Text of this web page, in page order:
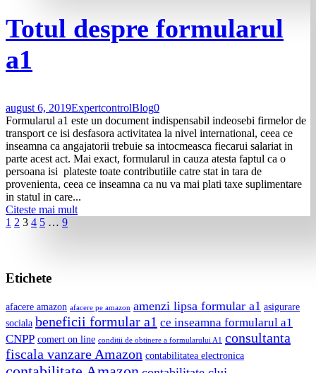
Totul despre formularul
a1
august 6, 2019ExpertcontrolBlog0
Formularul a1 este un document indispensabil indeosebi firmelor de
transport ce isi desfasora activitatea la nivel international, ceea ce
inseamna ca angajatorii trebuie sa intocmeasca fiecarui salariat in
parte acest act. Mai exact, formularul in cauza atesta faptul ca o
persoana isi plateste toate contributiile catre stat in tara de
provenienta, ceea ce inseamna ca nu va mai plati taxe suplimentare
in statul in care...
Citeste mai mult
1 2 3 4 5 … 9
Etichete
afacere amazon afacere pe amazon amenzi lipsa formular a1 asigurare
sociala beneficii formular a1 ce inseamna formularul a1
CNPP comert on line conditii de obtinere a formularului A1 consultanta
fiscala vanzare Amazon contabilitatea electronica